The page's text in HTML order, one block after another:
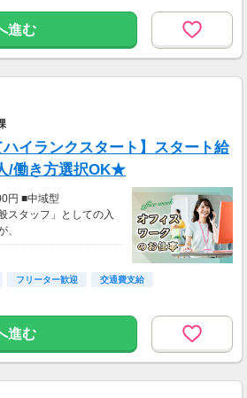
金あり。
円
円(月給644000円
円(月給588000円
円
円
収入をサポート！】
、子一人につき3000
進む
ハイランクスタート】スタート給
/働き方選択OK★
円 ■中域型
スタッフ」としての入
、
「一般ミドル」として
8498000円
フリーター歓迎 交通費支給
進む